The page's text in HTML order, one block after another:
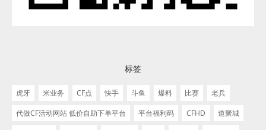
标签
虎牙 米业务 CF点 快手 斗鱼 爆料 比赛
老兵
代做CF活动网站 低价自助下单平台
平台福利码 CFHD
道聚城